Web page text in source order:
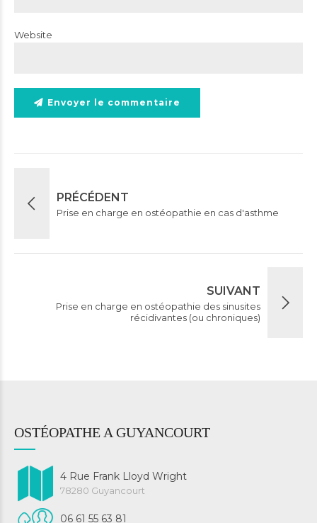
Website
Envoyer le commentaire
PRÉCÉDENT
Prise en charge en ostéopathie en cas d'asthme
SUIVANT
Prise en charge en ostéopathie des sinusites
récidivantes (ou chroniques)
OSTÉOPATHE A GUYANCOURT
4 Rue Frank Lloyd Wright
78280 Guyancourt
06 61 55 63 81